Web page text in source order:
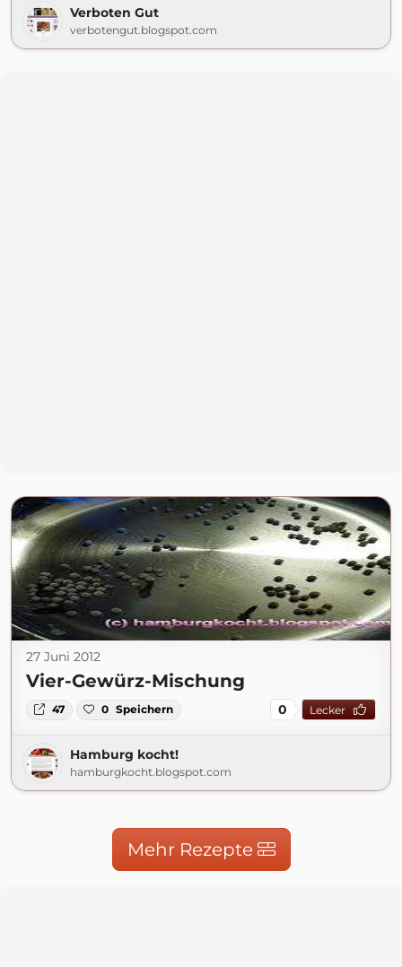
Verboten Gut
verbotengut.blogspot.com
27 Juni 2012
Vier-Gewürz-Mischung
47 0 Speichern 0 Lecker
Hamburg kocht!
hamburgkocht.blogspot.com
Mehr Rezepte